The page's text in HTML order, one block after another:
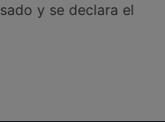
y se declara el